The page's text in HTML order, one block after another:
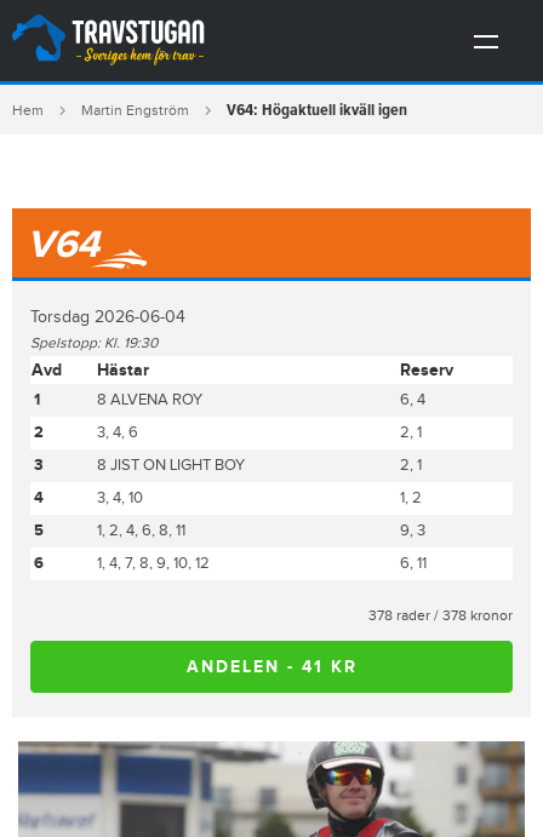
Hem Martin Engström V64: Högaktuell ikväll igen
V64
Torsdag 2026-06-04
Spelstopp: Kl. 19:30
Avd Hästar Reserv
1 8 ALVENA ROY
6, 4
2
3, 4, 6
2, 1
3
8 JIST ON LIGHT BOY
2, 1
4
3, 4, 10
1, 2
5
1, 2, 4, 6, 8, 11
9, 3
6
1, 4, 7, 8, 9, 10, 12 6, 11
378 rader / 378 kronor
ANDELEN - 41 KR